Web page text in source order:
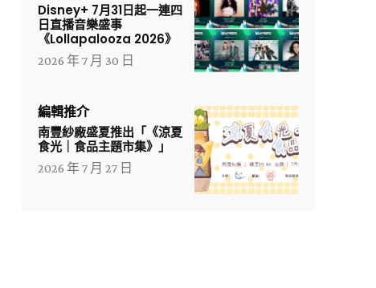
Disney+ 7月31日起一連四
日直播音樂盛事
《Lollapalooza 2026》
2026 年 7 月 30 日
編輯推介
南豐紗廠盛夏推出「《涼夏
食光｜食品主題市集》」
2026 年 7 月 27 日